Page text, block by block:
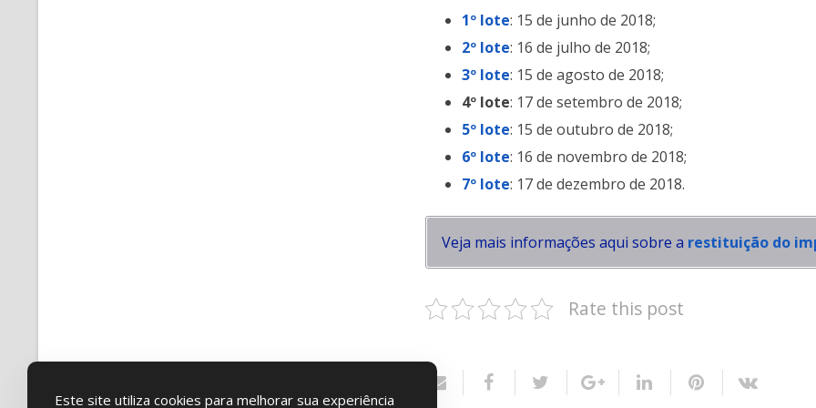
1º lote: 15 de junho de 2018;
2º lote: 16 de julho de 2018;
3º lote: 15 de agosto de 2018;
4º lote: 17 de setembro de 2018;
5º lote: 15 de outubro de 2018;
6º lote: 16 de novembro de 2018;
7º lote: 17 de dezembro de 2018.
Veja mais informações aqui sobre a restituição do
Rate this post
Este site utiliza cookies para melhorar sua experiência